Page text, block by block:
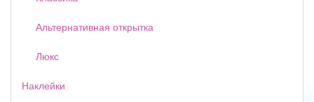
Альтернативная открытка
Люкс
Наклейки